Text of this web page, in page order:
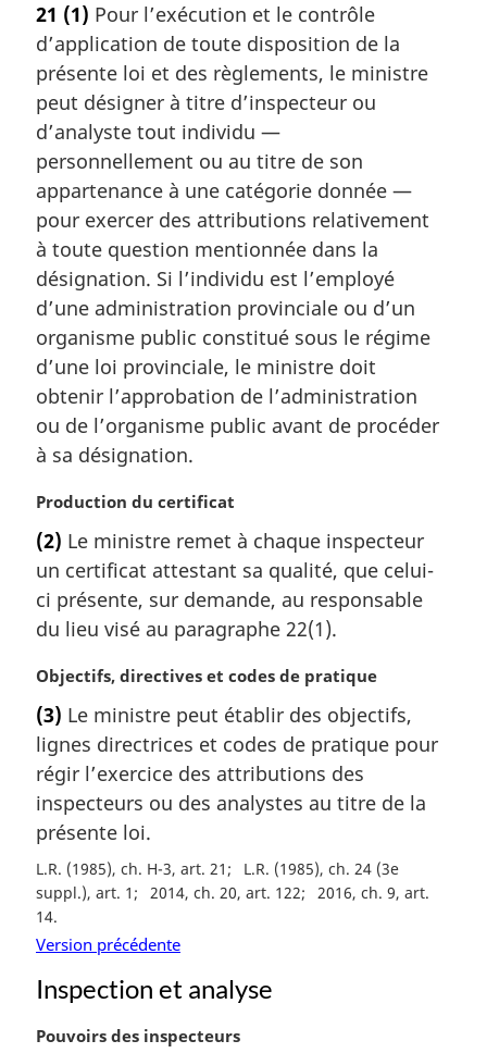
t
e
m
a
r
g
i
n
a
l
e
:
21 (1) Pour l’exécution et le contrôle
d’application de toute disposition de la
présente loi et des règlements, le ministre
peut désigner à titre d’inspecteur ou
d’analyste tout individu —
personnellement ou au titre de son
appartenance à une catégorie donnée —
pour exercer des attributions relativement
à toute question mentionnée dans la
désignation. Si l’individu est l’employé
d’une administration provinciale ou d’un
organisme public constitué sous le régime
d’une loi provinciale, le ministre doit
obtenir l’approbation de l’administration
ou de l’organisme public avant de procéder
à sa désignation.
N
t
e
m
a
g
n
a
e
:
Production du certificat
(2) Le ministre remet à chaque inspecteur
un certificat attestant sa qualité, que celui-
ci présente, sur demande, au responsable
du lieu visé au paragraphe 22(1).
N
t
e
m
a
g
i
n
a
l
:
Objectifs, directives et codes de pratique
(3) Le ministre peut établir des objectifs,
lignes directrices et codes de pratique pour
régir l’exercice des attributions des
inspecteurs ou des analystes au titre de la
présente loi.
L.R. (1985), ch. H-3, art. 21
L.R. (1985), ch. 24 (3e
suppl.), art. 1
2014, ch. 20, art. 122
2016, ch. 9, art.
14
Version précédente
Inspection et analyse
N
Pouvoirs des inspecteurs